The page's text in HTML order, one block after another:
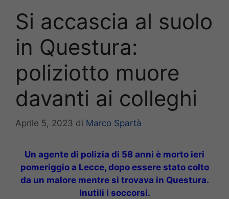
Si accascia al suolo
in Questura:
poliziotto muore
davanti ai colleghi
Aprile 5, 2023 di Marco Spartà
Un agente di polizia di 58 anni è morto ieri
pomeriggio a Lecce, dopo essere stato colto
da un malore mentre si trovava in Questura.
Inutili i soccorsi.